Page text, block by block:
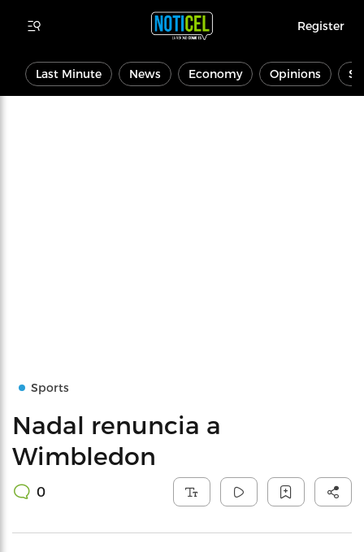
Register
Last Minute News Economy Opinions
Sports
Nadal renuncia a
Wimbledon
0